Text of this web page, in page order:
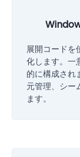
展開コード
化します。一
的に構成され
元管理、シー
ます。